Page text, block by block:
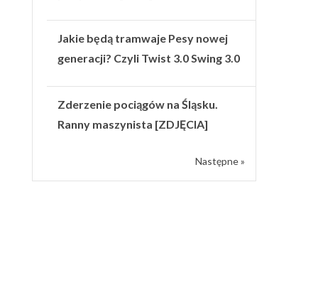
Jakie będą tramwaje Pesy nowej
generacji? Czyli Twist 3.0 Swing 3.0
Zderzenie pociągów na Śląsku.
Ranny maszynista [ZDJĘCIA]
Następne »